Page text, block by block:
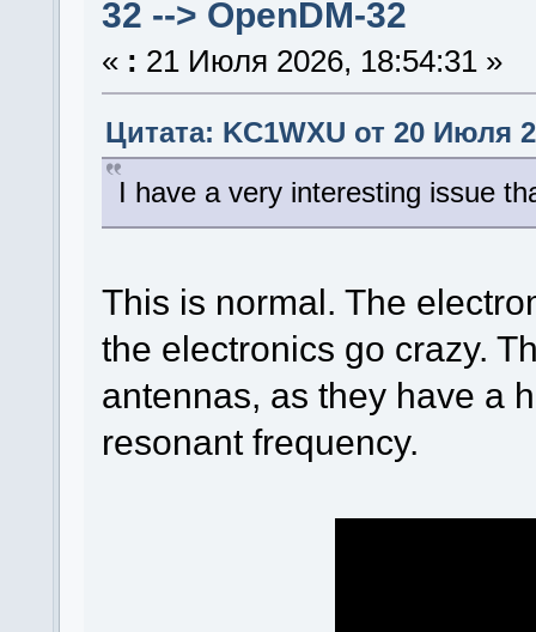
32 --> OpenDM-32
« : 21 Июля 2026, 18:54:31 »
Цитата: KC1WXU от 20 Июля
I have a very interesting issue
This is normal. The
the electronics go crazy.
antennas, as they have a
resonant frequency.